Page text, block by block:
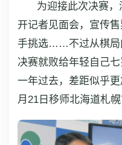
为迎接此次决赛
开记者见面会，宣传
手挑选……不过从棋局
决赛就败给年轻自己
一年过去，差距似乎
月21日移师北海道札幌